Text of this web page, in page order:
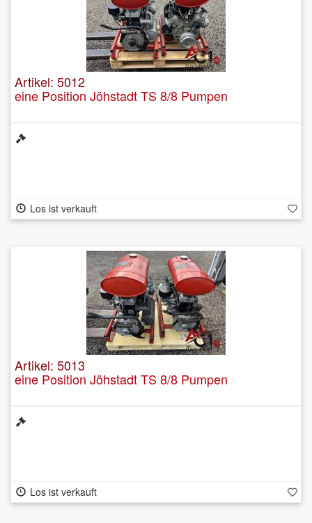
Artikel: 5012
eine Position Jöhstadt TS 8/8 Pumpen
Los ist verkauft
Artikel: 5013
eine Position Jöhstadt TS 8/8 Pumpen
Los ist verkauft